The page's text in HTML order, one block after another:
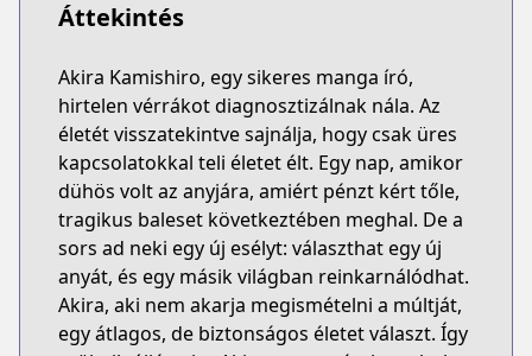
Áttekintés
Akira Kamishiro, egy sikeres manga író,
hirtelen vérrákot diagnosztizálnak nála. Az
életét visszatekintve sajnálja, hogy csak üres
kapcsolatokkal teli életet élt. Egy nap, amikor
dühös volt az anyjára, amiért pénzt kért tőle,
tragikus baleset következtében meghal. De a
sors ad neki egy új esélyt: választhat egy új
anyát, és egy másik világban reinkarnálódhat.
Akira, aki nem akarja megismételni a múltját,
egy átlagos, de biztonságos életet választ. Így